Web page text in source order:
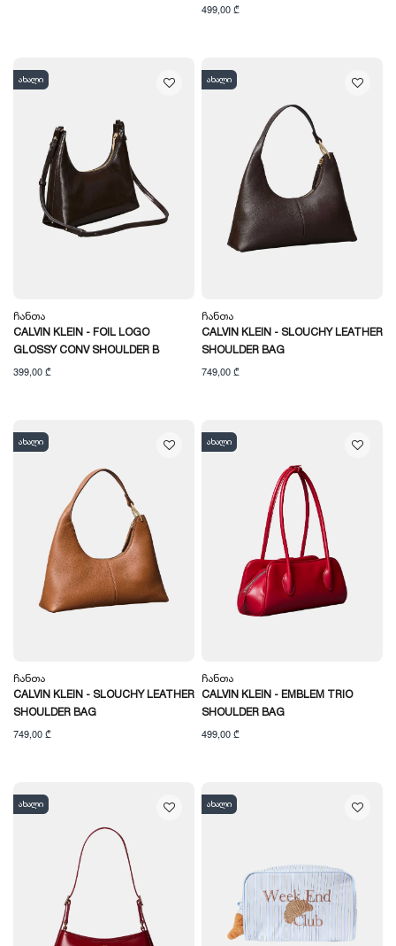
499,00 ₾
ახალი
Ჩანთა
CALVIN KLEIN - FOIL LOGO
GLOSSY CONV SHOULDER B
399,00 ₾
ახალი
Ჩანთა
CALVIN KLEIN - SLOUCHY LEATHER
SHOULDER BAG
749,00 ₾
ახალი
Ჩანთა
CALVIN KLEIN - SLOUCHY LEATHER
SHOULDER BAG
749,00 ₾
ახალი
Ჩანთა
CALVIN KLEIN - EMBLEM TRIO
SHOULDER BAG
499,00 ₾
ახალი ახალი